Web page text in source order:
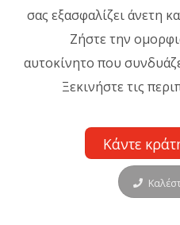
σας εξασφαλίζει άνετη
Ζήστε την
αυτοκίνητο που
Ξεκινήστε τις
Κάντε